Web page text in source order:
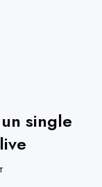
single